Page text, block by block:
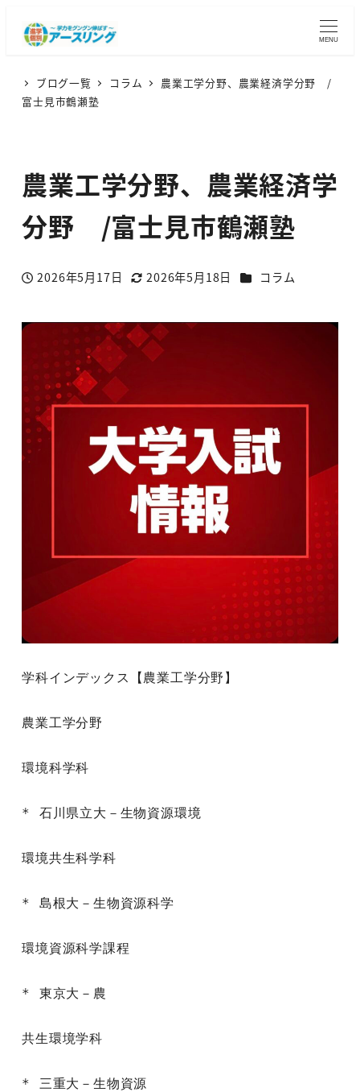
MENU
ブログ一覧 コラム
農業工学分野、農業経済学分野 /
富士見市鶴瀬塾
農業工学分野、農業経済学
分野 /富士見市鶴瀬塾
投稿日
2026年5月17日
更新日
2026年5月18日 カテゴリー
コラム
学科インデックス【農業工学分野】
農業工学分野
環境科学科
* 石川県立大－生物資源環境
環境共生科学科
* 島根大－生物資源科学
環境資源科学課程
* 東京大－農
共生環境学科
* 三重大－生物資源